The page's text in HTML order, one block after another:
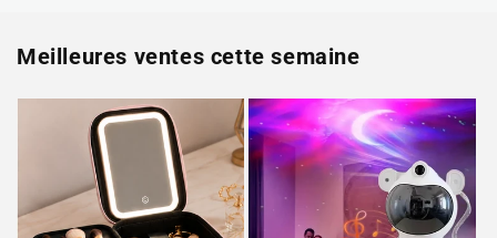
Meilleures ventes cette semaine